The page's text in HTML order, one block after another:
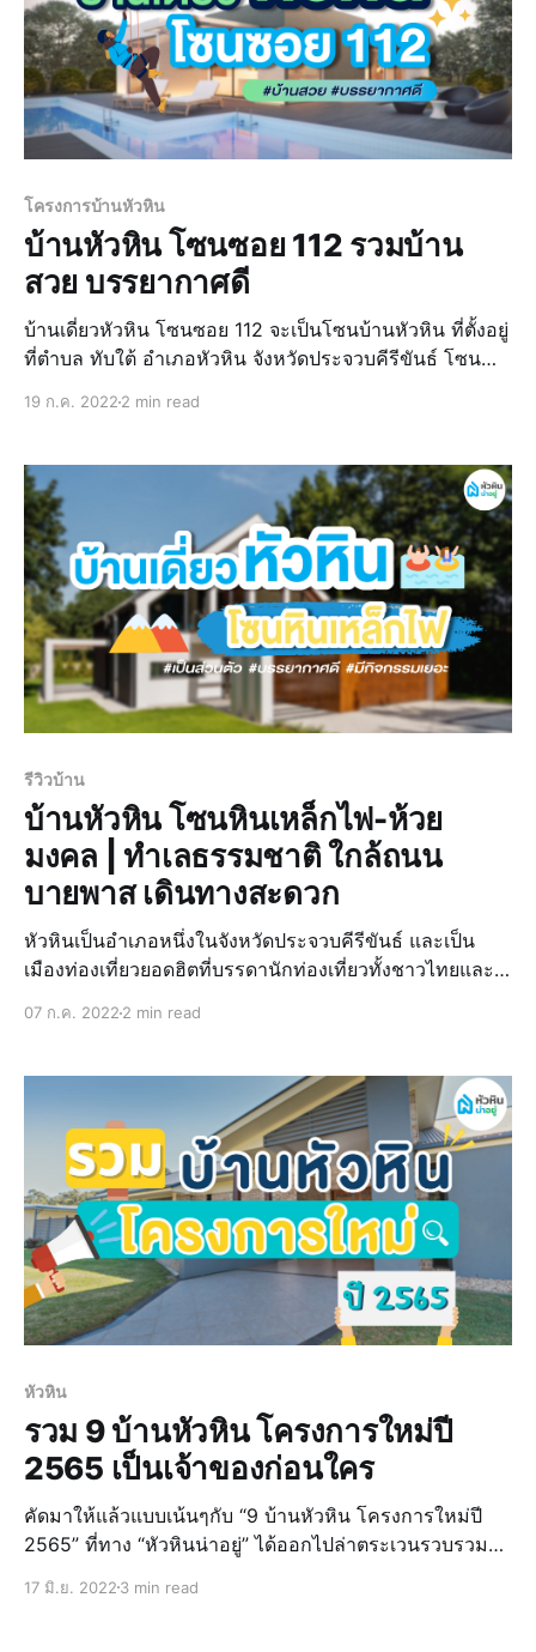
โครงการบ้านหัวหิน
บ้านหัวหิน โซนซอย 112 รวมบ้าน
สวย บรรยากาศดี
บ้านเดี่ยวหัวหิน โซนซอย 112 จะเป็นโซนบ้านหัวหิน ที่ตั้งอยู่
ที่ตำบล ทับใต้ อำเภอหัวหิน จังหวัดประจวบคีรีขันธ์ โซน
19 ก.ค. 2022 2 min read
รีวิวบ้าน
บ้านหัวหิน โซนหินเหล็กไฟ-ห้วย
มงคล | ทำเลธรรมชาติ ใกล้ถนน
บายพาส เดินทางสะดวก
หัวหินเป็นอำเภอหนึ่งในจังหวัดประจวบคีรีขันธ์ และเป็น
เมืองท่องเที่ยวยอดฮิตที่บรรดานักท่องเที่ยวทั้งชาวไทยและ
07 ก.ค. 2022 2 min read
หัวหิน
รวม 9 บ้านหัวหิน โครงการใหม่ปี
2565 เป็นเจ้าของก่อนใคร
คัดมาให้แล้วแบบเน้นๆกับ “9 บ้านหัวหิน โครงการใหม่ปี
2565” ที่ทาง “หัวหินน่าอยู่” ได้ออกไปล่าตระเวนรวบรวมมา
การผ่อนคลายมาตรการ LTV ที่ช่วยให้คุณมีบ้านง่ายๆ แบบ
17 มิ.ย. 2022 3 min read